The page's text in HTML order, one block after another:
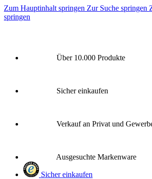
Zum Hauptinhalt springen Zur Suche springen
springen
Über 10.000 Produkte
Sicher einkaufen
Verkauf an Privat und
Ausgesuchte Markenware
Sicher einkaufen